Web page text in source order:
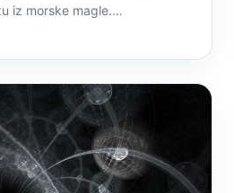
iz morske magle.…